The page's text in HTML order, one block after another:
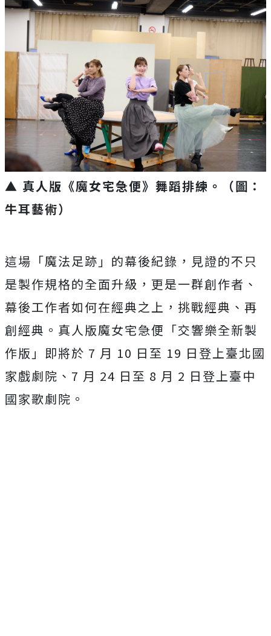
▲ 真人版《魔女宅急便》舞蹈排練。（圖：
牛耳藝術）
這場「魔法足跡」的幕後紀錄，見證的不只
是製作規格的全面升級，更是一群創作者、
幕後工作者如何在經典之上，挑戰經典、再
創經典。真人版魔女宅急便「交響樂全新製
作版」即將於 7 月 10 日至 19 日登上臺北國
家戲劇院、7 月 24 日至 8 月 2 日登上臺中
國家歌劇院。